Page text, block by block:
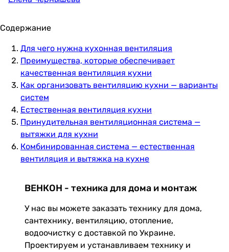
Содержание
Для чего нужна кухонная вентиляция
Преимущества, которые обеспечивает
качественная вентиляция кухни
Как организовать вентиляцию кухни — варианты
систем
Естественная вентиляция кухни
Принудительная вентиляционная система —
вытяжки для кухни
Комбинированная система — естественная
вентиляция и вытяжка на кухне
ВЕНКОН - техника для дома и монтаж
У нас вы можете заказать технику для дома,
сантехнику, вентиляцию, отопление,
водоочистку с доставкой по Украине.
Проектируем и устанавливаем технику и